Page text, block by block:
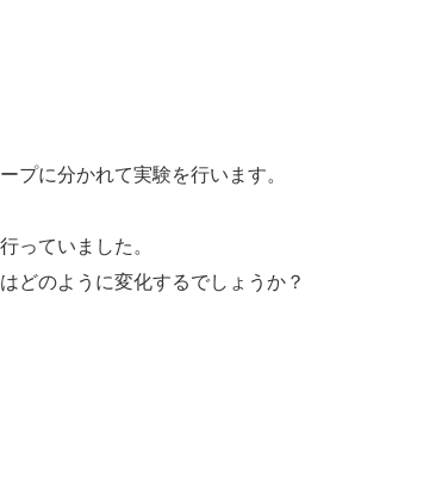
プに分かれて実験を行います。
っていました。
どのように変化するでしょうか？